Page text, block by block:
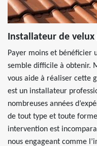
Installateur de velux
Payer moins et bénéficier
semble difficile à obtenir.
vous aide à réaliser cette
est un installateur
nombreuses années
de tout type et toute
intervention est
nous engageant comme